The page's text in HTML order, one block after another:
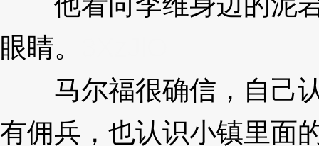
眼睛。
马尔福很确信，自己认
有佣兵，也认识小镇里面